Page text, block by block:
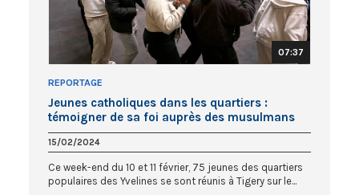
07:37
REPORTAGE
Jeunes catholiques dans les quartiers :
témoigner de sa foi auprès des musulmans
15/02/2024
Ce week-end du 10 et 11 février, 75 jeunes des quartiers
populaires des Yvelines se sont réunis à Tigery sur le...